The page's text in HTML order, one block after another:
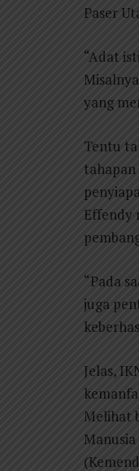
Paser
“Adat
yang
Tentu
Effendy
“Pada
juga
Jelas,
Melihat